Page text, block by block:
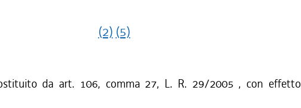
29/04/2009
al 31/12/2008
12/12/2008
(2) (5)
da art. 106, comma 27, L. R. 29/2005 , con effetto